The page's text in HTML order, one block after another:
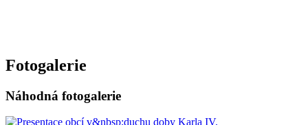
Fotogalerie
Náhodná fotogalerie